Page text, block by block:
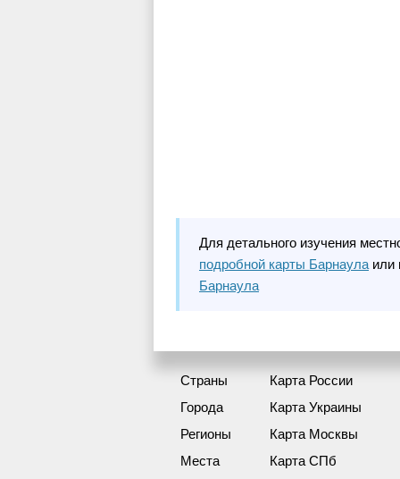
Для детального изучения
подробной карты Барнаула или
Барнаула
Страны
Города
Регионы
Места
Карта России
Карта Украины
Карта Москвы
Карта СПб